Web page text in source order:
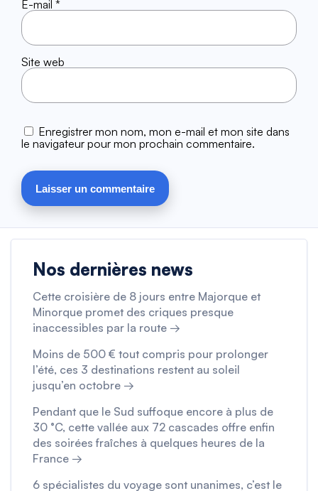
E-mail *
Site web
Enregistrer mon nom, mon e-mail et mon site dans
le navigateur pour mon prochain commentaire.
Nos dernières news
Cette croisière de 8 jours entre Majorque et
Minorque promet des criques presque
inaccessibles par la route →
Moins de 500 € tout compris pour prolonger
l’été, ces 3 destinations restent au soleil
jusqu’en octobre →
Pendant que le Sud suffoque encore à plus de
30 °C, cette vallée aux 72 cascades offre enfin
des soirées fraîches à quelques heures de la
France →
6 spécialistes du voyage sont unanimes, c’est le